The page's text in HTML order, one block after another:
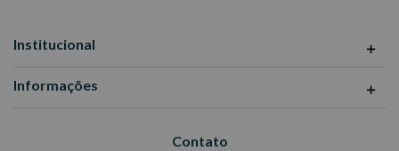
Institucional
Informações
Contato